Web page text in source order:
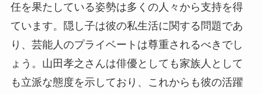
任を果たしている姿勢は多くの人々から支持を得
ています。隠し子は彼の私生活に関する問題であ
り、芸能人のプライベートは尊重されるべきでし
ょう。山田孝之さんは俳優としても家族人として
も立派な態度を示しており、これからも彼の活躍